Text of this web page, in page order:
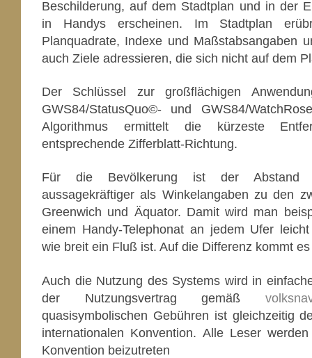
Beschilderung, auf dem Stadtplan und in der
in Handys erscheinen. Im Stadtplan
Planquadrate, Indexe und Maßstabsangaben
auch Ziele adressieren, die sich nicht auf dem
Der Schlüssel zur großflächigen
GWS84/StatusQuo©- und GWS84/
Algorithmus ermittelt die kürzeste
entsprechende Zifferblatt-Richtung.
Für die Bevölkerung ist der
aussagekräftiger als Winkelangaben zu den
Greenwich und Äquator. Damit wird man
einem Handy-Telephonat an jedem Ufer
wie breit ein Fluß ist. Auf die Differenz kommt
Auch die Nutzung des Systems wird in
der Nutzungsvertrag gemäß
quasisymbolischen Gebühren ist gleichzeitig
internationalen Konvention. Alle Leser
Konvention beizutreten